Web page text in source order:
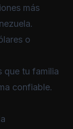
más
o
que tu familia
confiable.